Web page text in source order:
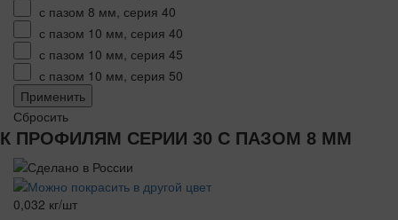
с пазом 8 мм, серия 40
с пазом 10 мм, серия 40
с пазом 10 мм, серия 45
с пазом 10 мм, серия 50
Применить
Сбросить
К ПРОФИЛЯМ СЕРИИ 30 С ПАЗОМ 8 ММ
0,032 кг/шт